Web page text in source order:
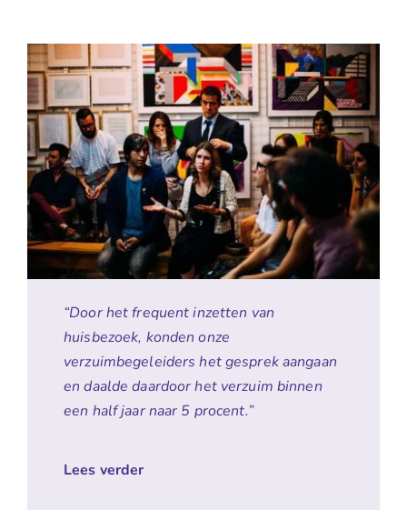
“Door het frequent inzetten van
huisbezoek, konden onze
verzuimbegeleiders het gesprek aangaan
en daalde daardoor het verzuim binnen
een half jaar naar 5 procent.”
Lees verder